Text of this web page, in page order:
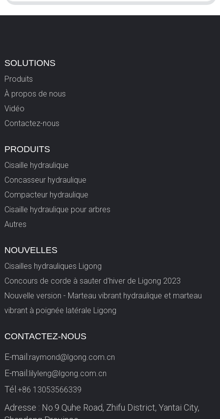
SOLUTIONS
Produits
À propos de nous
Vidéo
Contactez-nous
PRODUITS
Cisaille hydraulique
Concasseur hydraulique
Compacteur hydraulique
Cisaille hydraulique pour arbres
Autres
NOUVELLES
Cisailles hydrauliques Ligong
Concours de corde à sauter d'hiver de Ligong 2023
Nouvelle version - Marteau vibrant hydraulique et marteau
vibrant à poignée latérale Ligong
CONTACTEZ-NOUS
E-mail:raymond@lgong.com.cn
E-mail:lilyleng@lgong.com.cn
Tél. +86 13053566339
Adresse : No.9 Quhe Road, Zhifu District, Yantai City,